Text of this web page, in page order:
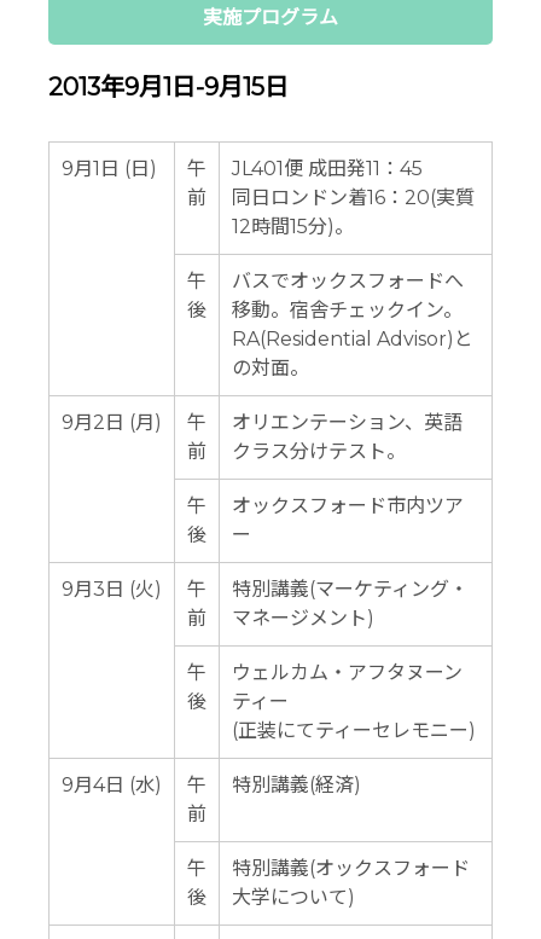
実施プログラム
2013年9月1日-9月15日
9月1日 (日)
午
前
JL401便 成田発11：45
同日ロンドン着16：20(実質
12時間15分)。
午
後
バスでオックスフォードへ
移動。宿舎チェックイン。
RA(Residential Advisor)と
の対面。
9月2日 (月)
午
前
オリエンテーション、英語
クラス分けテスト。
午
後
オックスフォード市内ツア
ー
9月3日 (火)
午
前
特別講義(マーケティング・
マネージメント)
午
後
ウェルカム・アフタヌーン
ティー
(正装にてティーセレモニー)
9月4日 (水)
午
前
特別講義(経済)
午
後
特別講義(オックスフォード
大学について)